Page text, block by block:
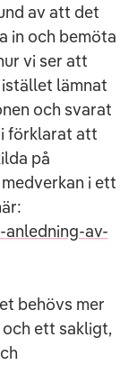
av att det
in och bemöta
vi ser att
lämnat
och svarat
förklarat att
på
i ett
av-
behövs mer
ett sakligt,